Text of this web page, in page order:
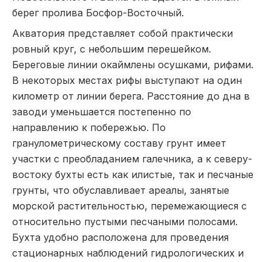
берег пролива Босфор-Восточный.
Акватория представляет собой практически
ровный круг, с небольшим перешейком.
Береговые линии окаймлены осушками, рифами.
В некоторых местах рифы выступают на один
километр от линии берега. Расстояние до дна в
заводи уменьшается постепенно по
направлению к побережью. По
гранулометрическому составу грунт имеет
участки с преобладанием галечника, а к северу-
востоку бухты есть как илистые, так и песчаные
грунты, что обуславливает ареалы, занятые
морской растительностью, перемежающиеся с
относительно пустыми песчаными полосами.
Бухта удобно расположена для проведения
стационарных наблюдений гидрологических и